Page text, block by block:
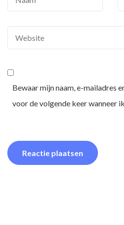
Bewaar mijn naam, e-mailadres
voor de volgende keer wanneer